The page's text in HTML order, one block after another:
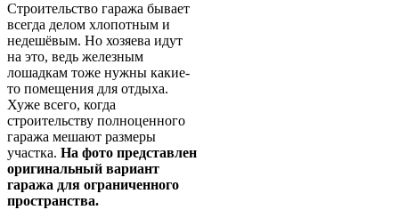
Строительство гаража бывает
всегда делом хлопотным и
недешёвым. Но хозяева идут
на это, ведь железным
лошадкам тоже нужны какие-
то помещения для отдыха.
Хуже всего, когда
строительству полноценного
гаража мешают размеры
участка. На фото представлен
оригинальный вариант
гаража для ограниченного
пространства.